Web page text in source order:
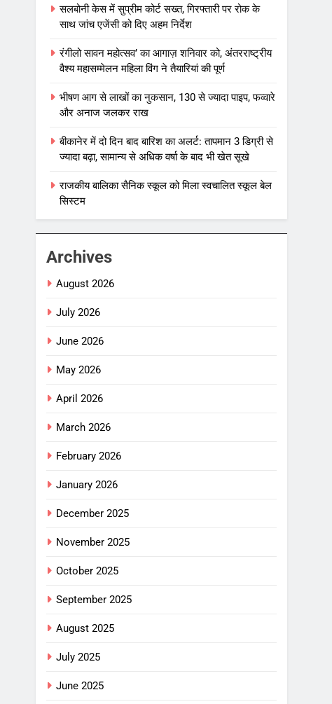
सलबोनी केस में सुप्रीम कोर्ट सख्त, गिरफ्तारी पर रोक के
साथ जांच एजेंसी को दिए अहम निर्देश
रंगीलो सावन महोत्सव’ का आगाज़ शनिवार को, अंतरराष्ट्रीय
वैश्य महासम्मेलन महिला विंग ने तैयारियां की पूर्ण
भीषण आग से लाखों का नुकसान, 130 से ज्यादा पाइप, फव्वारे
और अनाज जलकर राख
बीकानेर में दो दिन बाद बारिश का अलर्ट: तापमान 3 डिग्री से
ज्यादा बढ़ा, सामान्य से अधिक वर्षा के बाद भी खेत सूखे
राजकीय बालिका सैनिक स्कूल को मिला स्वचालित स्कूल बेल
सिस्टम
Archives
August 2026
July 2026
June 2026
May 2026
April 2026
March 2026
February 2026
January 2026
December 2025
November 2025
October 2025
September 2025
August 2025
July 2025
June 2025